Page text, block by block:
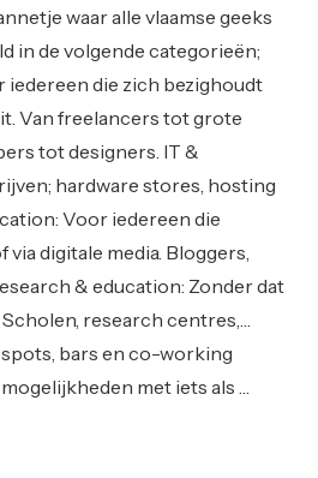
waar alle vlaamse geeks
in de volgende categorieën;
iedereen die zich bezighoudt
Van freelancers tot grote
tot designers. IT &
hardware stores, hosting
Voor iedereen die
digitale media. Bloggers,
& education: Zonder dat
research centres,…
bars en co-working
met iets als …